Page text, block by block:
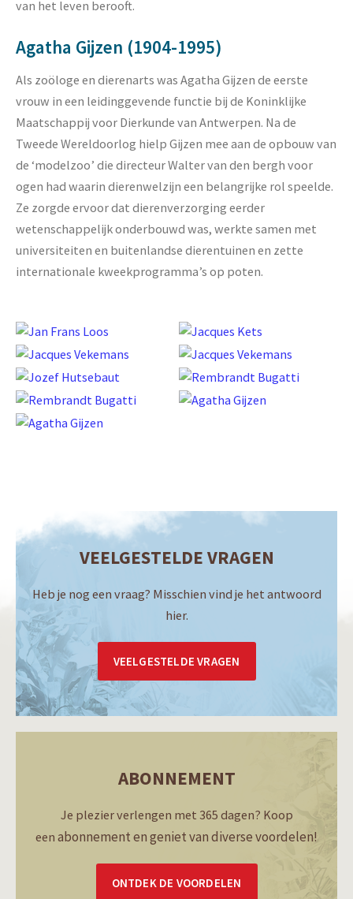
van het leven berooft.
Agatha Gijzen (1904-1995)
Als zoöloge en dierenarts was Agatha Gijzen de eerste
vrouw in een leidinggevende functie bij de Koninklijke
Maatschappij voor Dierkunde van Antwerpen. Na de
Tweede Wereldoorlog hielp Gijzen mee aan de opbouw van
de ‘modelzoo’ die directeur Walter van den bergh voor
ogen had waarin dierenwelzijn een belangrijke rol speelde.
Ze zorgde ervoor dat dierenverzorging eerder
wetenschappelijk onderbouwd was, werkte samen met
universiteiten en buitenlandse dierentuinen en zette
internationale kweekprogramma’s op poten.
VEELGESTELDE VRAGEN
Heb je nog een vraag? Misschien vind je het antwoord
hier.
VEELGESTELDE VRAGEN
ABONNEMENT
Je plezier verlengen met 365 dagen? Koop
een abonnement en geniet van diverse voordelen!
ONTDEK DE VOORDELEN